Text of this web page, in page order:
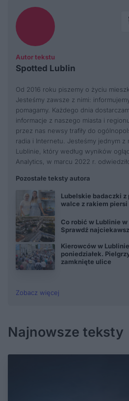
Autor tekstu
Spotted Lublin
Od 2016 roku piszemy o życiu
Jesteśmy zawsze z nimi:
pomagamy. Każdego dnia
informacje z naszego miasta i
przez nas newsy trafiły do
radia i Internetu. Jesteśmy jednym z
Lublinie, który według wyników
Analytics, w marcu 2022 r.
Pozostałe teksty autora
Lubelskie badaczki z
walce z rakiem piersi
Co robić w Lublinie
Sprawdź
Kierowców w
poniedziałek.
zamknięte ulice
Zobacz więcej
Najnowsze teksty